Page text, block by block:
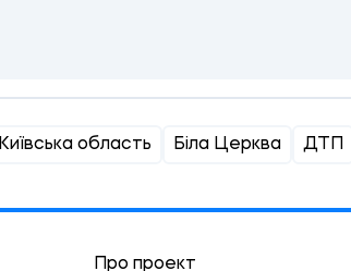
Київська область Біла Церква ДТП
Про проект